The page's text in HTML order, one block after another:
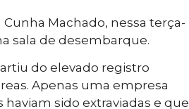
Machado, nessa terça-
sala de desembarque.
do elevado registro
Apenas uma empresa
sido extraviadas e que